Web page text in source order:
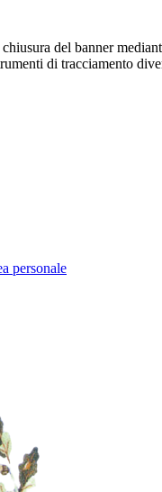
del banner
di tracciamento
personale